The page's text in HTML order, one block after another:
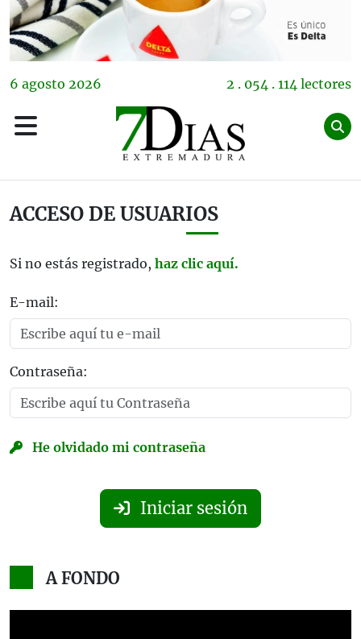
6 agosto 2026 2 . 054 . 114 lectores
ACCESO DE USUARIOS
Si no estás registrado, haz clic aquí.
E-mail:
Contraseña:
He olvidado mi contraseña
Iniciar sesión
A FONDO